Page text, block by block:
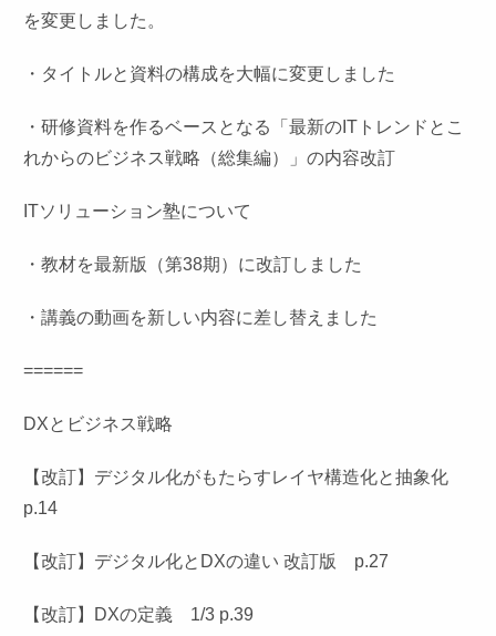
を変更しました。
・タイトルと資料の構成を大幅に変更しました
・研修資料を作るベースとなる「最新のITトレンドとこ
れからのビジネス戦略（総集編）」の内容改訂
ITソリューション塾について
・教材を最新版（第38期）に改訂しました
・講義の動画を新しい内容に差し替えました
======
DXとビジネス戦略
【改訂】デジタル化がもたらすレイヤ構造化と抽象化
p.14
【改訂】デジタル化とDXの違い 改訂版 p.27
【改訂】DXの定義 1/3 p.39